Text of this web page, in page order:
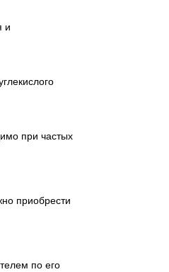
и
при частых
приобрести
по его